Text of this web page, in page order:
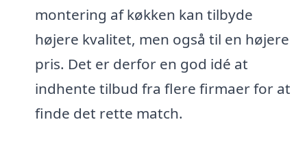
montering af køkken kan tilbyde
højere kvalitet, men også til en højere
pris. Det er derfor en god idé at
indhente tilbud fra flere firmaer for at
finde det rette match.